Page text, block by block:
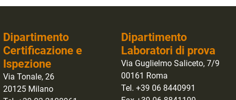
Dipartimento
Certificazione e
Ispezione
Via Tonale, 26
20125 Milano
Dipartimento
Laboratori di prova
Via Guglielmo Saliceto, 7/9
00161 Roma
Tel. +39 06 8440991